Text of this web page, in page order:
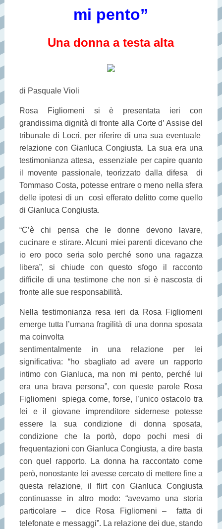
mi pento”
Una donna a testa alta
di Pasquale Violi
Rosa Figliomeni si è presentata ieri con
grandissima dignità di fronte alla Corte d’ Assise del
tribunale di Locri, per riferire di una sua eventuale
relazione con Gianluca Congiusta. La sua era una
testimonianza attesa, essenziale per capire quanto
il movente passionale, teorizzato dalla difesa di
Tommaso Costa, potesse entrare o meno nella sfera
delle ipotesi di un così efferato delitto come quello
di Gianluca Congiusta.
“C’è chi pensa che le donne devono lavare,
cucinare e stirare. Alcuni miei parenti dicevano che
io ero poco seria solo perché sono una ragazza
libera”, si chiude con questo sfogo il racconto
difficile di una testimone che non si è nascosta di
fronte alle sue responsabilità.
Nella testimonianza resa ieri da Rosa Figliomeni
emerge tutta l’umana fragilità di una donna sposata
ma coinvolta
sentimentalmente in una relazione per lei
significativa: “ho sbagliato ad avere un rapporto
intimo con Gianluca, ma non mi pento, perché lui
era una brava persona”, con queste parole Rosa
Figliomeni spiega come, forse, l’unico ostacolo tra
lei e il giovane imprenditore sidernese potesse
essere la sua condizione di donna sposata,
condizione che la portò, dopo pochi mesi di
frequentazioni con Gianluca Congiusta, a dire basta
con quel rapporto. La donna ha raccontato come
però, nonostante lei avesse cercato di mettere fine a
questa relazione, il flirt con Gianluca Congiusta
continuasse in altro modo: “avevamo una storia
particolare – dice Rosa Figliomeni – fatta di
telefonate e messaggi”. La relazione dei due, stando